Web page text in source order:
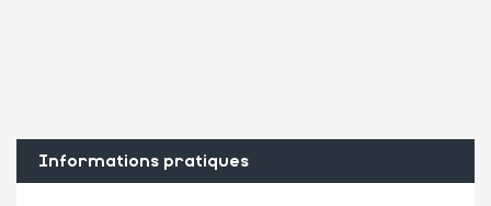
Informations pratiques